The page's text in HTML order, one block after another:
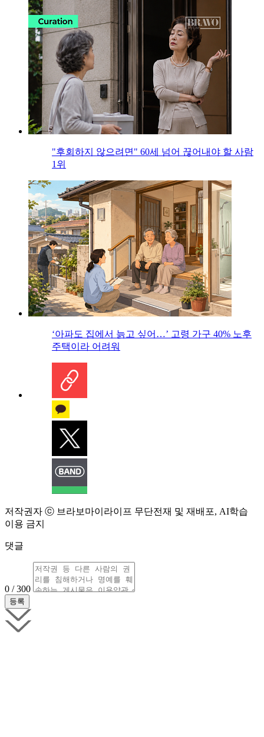
"후회하지 않으려면" 60세 넘어 끊어내야 할 사람
1위
‘아파도 집에서 늙고 싶어…’ 고령 가구 40% 노후
주택이라 어려워
저작권자 ⓒ 브라보마이라이프 무단전재 및 재배포, AI학습
이용 금지
댓글
0 / 300